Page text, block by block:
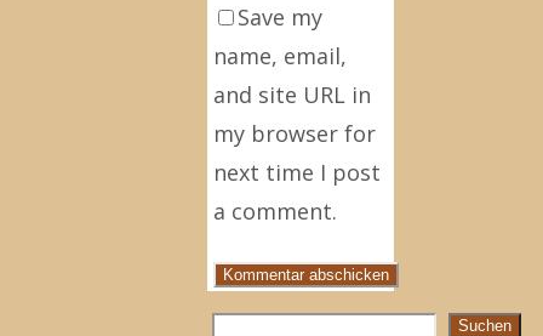
Save my
name, email,
and site URL in
my browser for
next time I post
a comment.
Suchen